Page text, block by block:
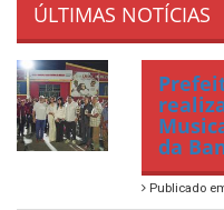
ÚLTIMAS NOTÍCIAS
da
Publicado